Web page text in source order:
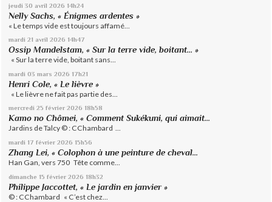
jeudi 30 avril 2026 14h24
Nelly Sachs, « Énigmes ardentes »
« Le temps vide est toujours affamé...
mardi 21 avril 2026 14h47
Ossip Mandelstam, « Sur la terre vide, boitant… »
« Sur la terre vide, boitant sans...
mardi 03 mars 2026 17h21
Henri Cole, « Le lièvre »
« Le lièvre ne fait pas partie des...
mercredi 25 février 2026 18h58
Kamo no Chômei, « Comment Sukékuni, qui aimait...
Jardins de Talcy © : CChambard ...
mardi 17 février 2026 15h56
Zhang Lei, « Colophon à une peinture de cheval...
Han Gan, vers 750 Tête comme...
dimanche 15 février 2026 18h32
Philippe Jaccottet, « Le jardin en janvier »
© : CChambard « C’est chez...